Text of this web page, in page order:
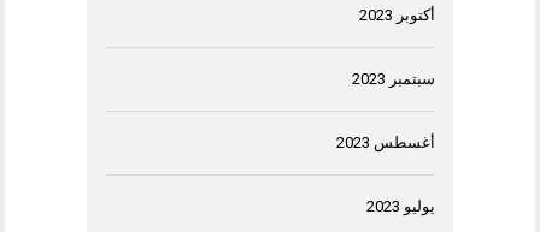
أكتوبر 2023
سبتمبر 2023
أغسطس 2023
يوليو 2023